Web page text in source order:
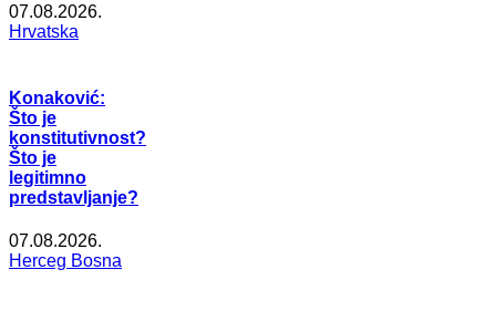
07.08.2026.
Hrvatska
Konaković:
Što je
konstitutivnost?
Što je
legitimno
predstavljanje?
07.08.2026.
Herceg Bosna